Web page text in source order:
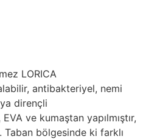
LORICA
antibakteriyel, nemi
dirençli
EVA ve kumaştan yapılmıştır,
bölgesinde ki farklı